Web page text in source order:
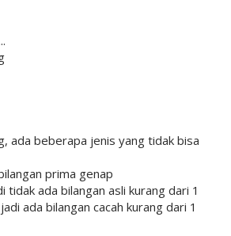
ada beberapa jenis yang tidak bisa
prima genap
ada bilangan asli kurang dari 1
ada bilangan cacah kurang dari 1